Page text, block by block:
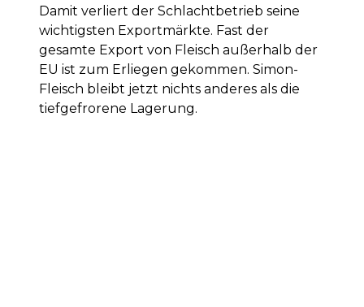
Damit verliert der Schlachtbetrieb seine
wichtigsten Exportmärkte. Fast der
gesamte Export von Fleisch außerhalb der
EU ist zum Erliegen gekommen. Simon-
Fleisch bleibt jetzt nichts anderes als die
tiefgefrorene Lagerung.